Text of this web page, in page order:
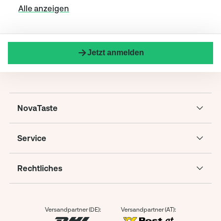
Alle anzeigen
Jetzt anmelden
NovaTaste
Service
Rechtliches
Versandpartner (DE): Versandpartner (AT):